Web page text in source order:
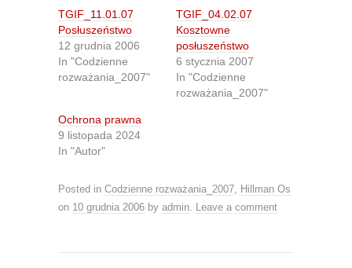
h
a
r
e
o
n
T
w
e
r
(
O
n
s
i
n
w
h
a
r
e
o
n
F
a
o
o
k
e
n
s
i
w
TGIF_11.01.07
Posłuszeństwo
12 grudnia 2006
In "Codzienne
rozważania_2007"
TGIF_04.02.07
Kosztowne
posłuszeństwo
6 stycznia 2007
In "Codzienne
rozważania_2007"
Ochrona prawna
9 listopada 2024
In "Autor"
Posted in Codzienne rozważania_2007, Hillman Os
on 10 grudnia 2006 by admin. Leave a comment